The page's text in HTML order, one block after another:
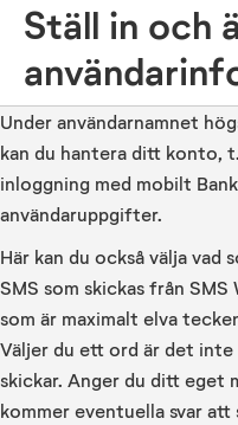
Ställ in och
Under användarnamnet
kan du hantera ditt konto,
inloggning med mobilt
användaruppgifter.
Här kan du också välja vad
SMS som skickas från
som är maximalt elva
Väljer du ett ord är det inte
skickar. Anger du ditt eget
kommer eventuella svar